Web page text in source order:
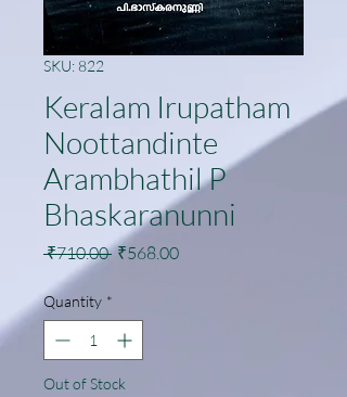
SKU: 822
Keralam Irupatham
Noottandinte
Arambhathil P
Bhaskaranunni
₹710.00 Regular
₹568.00Sale
Quantity *
Out of Stock